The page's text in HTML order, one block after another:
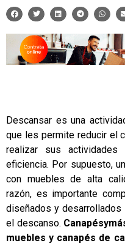
Descansar es una
que les permite reducir el
realizar sus
eficiencia. Por supuesto,
con muebles de alta
razón, es importante
diseñados y
el descanso.
muebles y canapés de